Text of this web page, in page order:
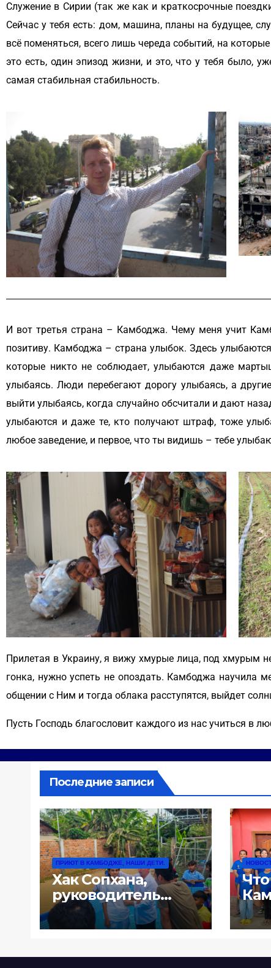
Служение в Сирии (так же как и краткосрочные
Сейчас у тебя есть: дом, машина, планы на будущее,
всё поменяться, всего лишь череда событий, на
это есть, один эпизод жизни, и это, что у тебя было,
самая стабильная стабильность.
И вот третья страна – Камбоджа. Чему меня учит
позитиву. Камбоджа – страна улыбок. Здесь
которые никто не соблюдает, улыбаются даже
улыбаясь. Люди перебегают дорогу улыбаясь, а
выйти улыбаясь, когда случайно обсчитали и дают
улыбаются и даже те, кто получают штраф, тоже
любое заведение, и первое, что ты видишь – тебе
Прилетая в Украину, я вижу хмурые лица, под хмурым
гонка, нужно успеть не опоздать. Камбоджа научила
общении с Ним и тогда облака расступятся, выйдет
Пусть Господь благословит каждого из нас учиться в
Последние записи
ПРИЮТ В КАМБОДЖЕ, НАШИ ДЕТИ.
Хак Сопхана,
руководитель
нашего приюта.
История её жизни:
или почему жизнь